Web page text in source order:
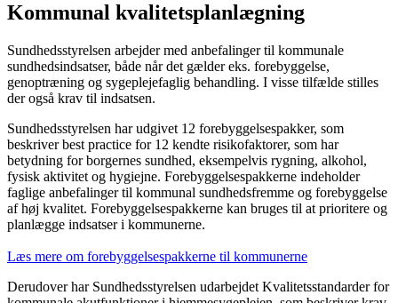
Kommunal kvalitetsplanlægning
Sundhedsstyrelsen arbejder med anbefalinger til kommunale
sundhedsindsatser, både når det gælder eks. forebyggelse,
genoptræning og sygeplejefaglig behandling. I visse tilfælde stilles
der også krav til indsatsen.
Sundhedsstyrelsen har udgivet 12 forebyggelsespakker, som
beskriver best practice for 12 kendte risikofaktorer, som har
betydning for borgernes sundhed, eksempelvis rygning, alkohol,
fysisk aktivitet og hygiejne. Forebyggelsespakkerne indeholder
faglige anbefalinger til kommunal sundhedsfremme og forebyggelse
af høj kvalitet. Forebyggelsespakkerne kan bruges til at prioritere og
planlægge indsatser i kommunerne.
Læs mere om forebyggelsespakkerne til kommunerne
Derudover har Sundhedsstyrelsen udarbejdet Kvalitetsstandarder for